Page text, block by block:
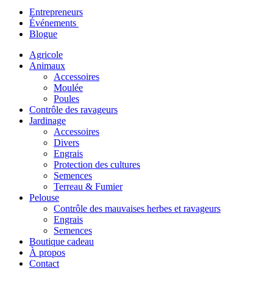
Entrepreneurs
Événements
Blogue
Agricole
Animaux
Accessoires
Moulée
Poules
Contrôle des ravageurs
Jardinage
Accessoires
Divers
Engrais
Protection des cultures
Semences
Terreau & Fumier
Pelouse
Contrôle des mauvaises herbes et ravageurs
Engrais
Semences
Boutique cadeau
À propos
Contact